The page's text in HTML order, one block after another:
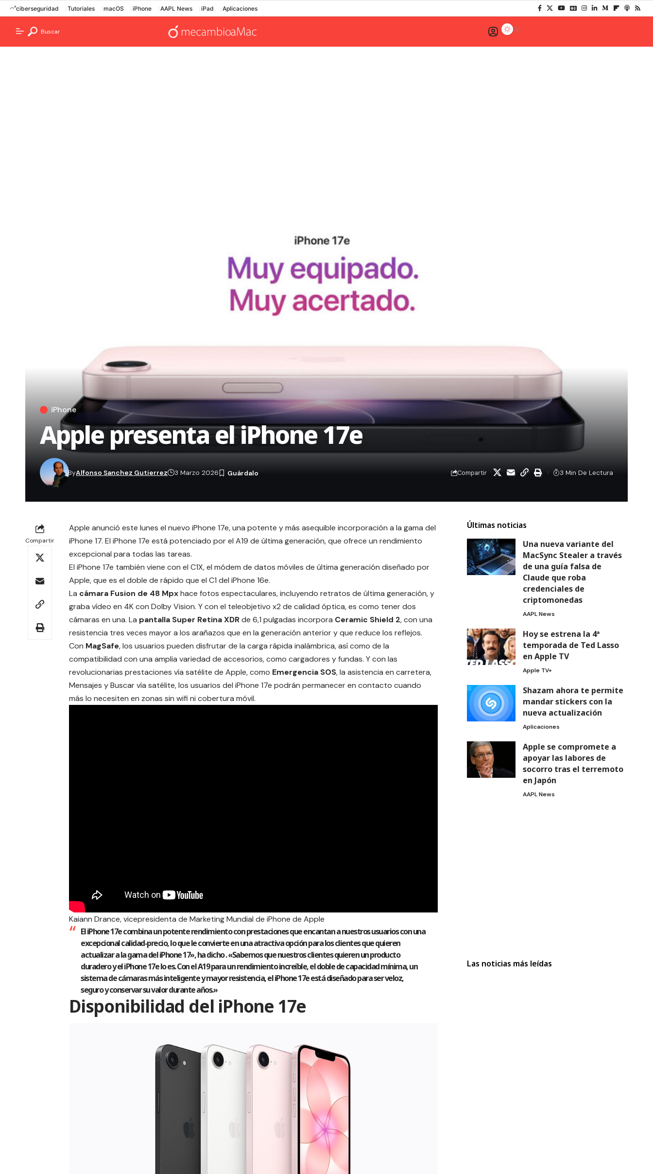
ciberseguridad Tutoriales macOS iPhone AAPL News iPad Aplicaciones
Buscar
iPhone
Apple presenta el iPhone 17e
ByAlfonso Sanchez Gutierrez 3 Marzo 2026 Compartir 3 Min De Lectura
Compartir
Apple anunció este lunes el nuevo iPhone 17e, una potente y más asequible incorporación a la gama del
iPhone 17. El iPhone 17e está potenciado por el A19 de última generación, que ofrece un rendimiento
excepcional para todas las tareas.
El iPhone 17e también viene con el C1X, el módem de datos móviles de última generación diseñado por
Apple, que es el doble de rápido que el C1 del iPhone 16e.
La cámara Fusion de 48 Mpxhace fotos espectaculares, incluyendo retratos de última generación, y
graba vídeo en 4K con Dolby Vision. Y con el teleobjetivo x2 de calidad óptica, es como tener dos
cámaras en una. La pantalla Super Retina XDRde 6,1 pulgadas incorpora Ceramic Shield 2, con una
resistencia tres veces mayor a los arañazos que en la generación anterior y que reduce los reflejos.
Con MagSafe, los usuarios pueden disfrutar de la carga rápida inalámbrica, así como de la
compatibilidad con una amplia variedad de accesorios, como cargadores y fundas. Y con las
revolucionarias prestaciones vía satélite de Apple, como Emergencia SOS, la asistencia en carretera,
Mensajes y Buscar vía satélite, los usuarios del iPhone 17e podrán permanecer en contacto cuando
más lo necesiten en zonas sin wifi ni cobertura móvil.
Kaiann Drance, vicepresidenta de Marketing Mundial de iPhone de Apple
El iPhone 17e combina un potente rendimiento con prestaciones que encantan a nuestros usuarios con una
excepcional calidad-precio, lo que le convierte en una atractiva opción para los clientes que quieren
actualizar a la gama del iPhone 17», ha dicho . «Sabemos que nuestros clientes quieren un producto
duradero y el iPhone 17e lo es. Con el A19 para un rendimiento increíble, el doble de capacidad mínima, un
sistema de cámaras más inteligente y mayor resistencia, el iPhone 17e está diseñado para ser veloz,
seguro y conservar su valor durante años.»
Disponibilidad del iPhone 17e
Últimas noticias
Una nueva variante del
MacSync Stealer a través
de una guía falsa de
Claude que roba
credenciales de
criptomonedas
AAPL News
Hoy se estrena la 4ª
temporada de Ted Lasso
en Apple TV
Apple TV+
Shazam ahora te permite
mandar stickers con la
nueva actualización
Aplicaciones
Apple se compromete a
apoyar las labores de
socorro tras el terremoto
en Japón
AAPL News
Las noticias más leídas